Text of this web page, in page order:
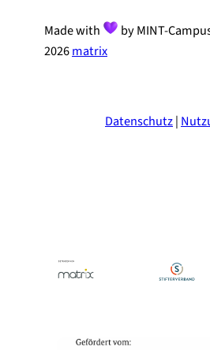
Made with
by MINT-
2026matrix
Datenschutz|